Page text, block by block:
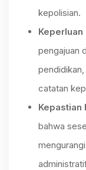
kepolisian.
Keperluan
pengajuan
catatan
Kepastian
bahwa